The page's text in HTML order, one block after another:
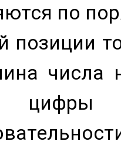
по
позиции
числа
цифры